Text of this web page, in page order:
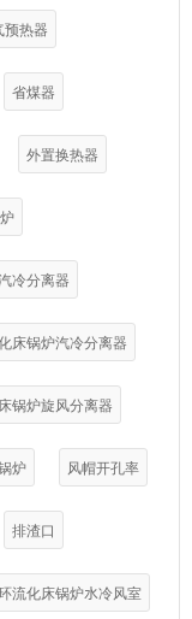
预热器
省煤器
外置换热器
冷分离器
床锅炉汽冷分离器
锅炉旋风分离器
炉 风帽开孔率
排渣口
流化床锅炉水冷风室